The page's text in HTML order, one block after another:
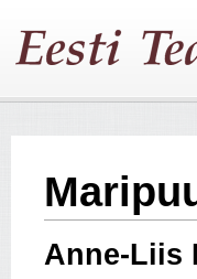
Anne-Liis